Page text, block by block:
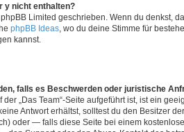
y nicht enthalten?
Limited geschrieben. Wenn du denkst,
phpBB Ideas , wo du deine Stimme für
kannst.
falls es Beschwerden oder juristische
der „Das Team“-Seite aufgeführt ist, ist ein
Antwort erhältst, solltest du den Besitzer
oder — falls diese Seite bei einem